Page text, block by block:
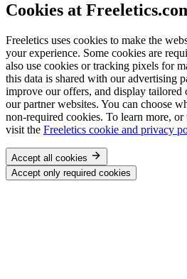
Cookies at
Freeletics uses cookies to make the
your experience. Some cookies are
also use cookies or tracking pixels for
this data is shared with our advertising
improve our offers, and display tailored
our partner websites. You can choose
non-required cookies. To learn more, or
visit the Freeletics cookie and privacy
Accept all cookies
Accept only required cookies